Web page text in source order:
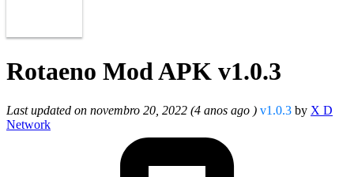
Rotaeno Mod APK v1.0.3
Last updated on novembro 20, 2022 (4 anos ago ) v1.0.3 by X D
Network